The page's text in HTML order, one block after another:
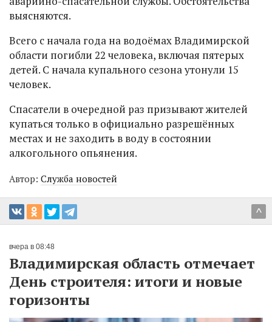
выясняются.
Всего с начала года на водоёмах Владимирской
области погибли 22 человека, включая пятерых
детей. С начала купального сезона утонули 15
человек.
Спасатели в очередной раз призывают жителей
купаться только в официально разрешённых
местах и не заходить в воду в состоянии
алкогольного опьянения.
Автор: Служба новостей
^
вчера в 08:48
Владимирская область отмечает
День строителя: итоги и новые
горизонты